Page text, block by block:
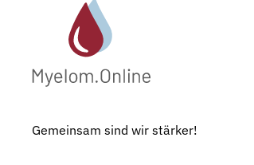
Gemeinsam sind wir stärker!